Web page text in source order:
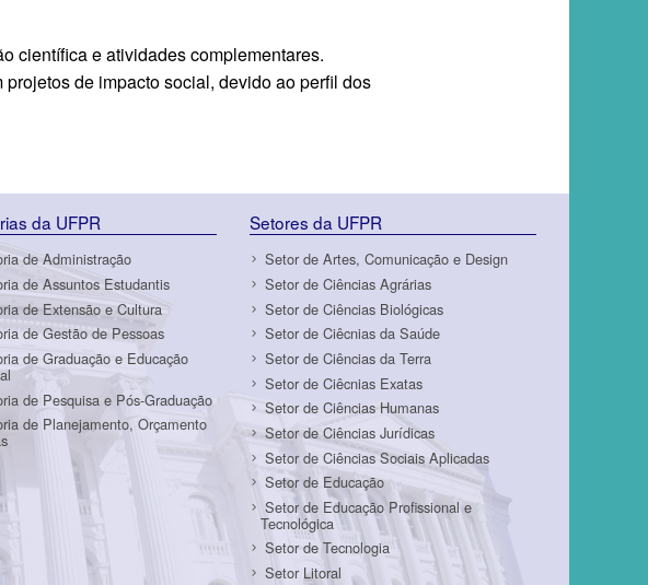
científica e atividades complementares.
de impacto social, devido ao perfil dos
da UFPR
de Administração
de Assuntos Estudantis
de Extensão e Cultura
de Gestão de Pessoas
de Graduação e Educação
de Pesquisa e Pós-Graduação
de Planejamento, Orçamento
Setores da UFPR
Setor de Artes, Comunicação e Design
Setor de Ciências Agrárias
Setor de Ciências Biológicas
Setor de Ciêcnias da Saúde
Setor de Ciências da Terra
Setor de Ciêcnias Exatas
Setor de Ciências Humanas
Setor de Ciências Jurídicas
Setor de Ciências Sociais Aplicadas
Setor de Educação
Setor de Educação Profissional e
Tecnológica
Setor de Tecnologia
Setor Litoral